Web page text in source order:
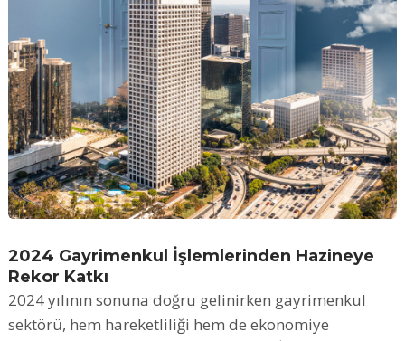
2024 Gayrimenkul İşlemlerinden Hazineye
Rekor Katkı
2024 yılının sonuna doğru gelinirken gayrimenkul
sektörü, hem hareketliliği hem de ekonomiye